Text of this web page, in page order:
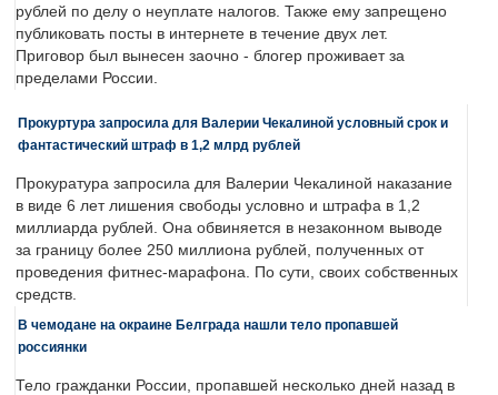
рублей по делу о неуплате налогов. Также ему запрещено
публиковать посты в интернете в течение двух лет.
Приговор был вынесен заочно - блогер проживает за
пределами России.
Прокуртура запросила для Валерии Чекалиной условный срок и
фантастический штраф в 1,2 млрд рублей
Прокуратура запросила для Валерии Чекалиной наказание
в виде 6 лет лишения свободы условно и штрафа в 1,2
миллиарда рублей. Она обвиняется в незаконном выводе
за границу более 250 миллиона рублей, полученных от
проведения фитнес-марафона. По сути, своих собственных
средств.
В чемодане на окраине Белграда нашли тело пропавшей
россиянки
Тело гражданки России, пропавшей несколько дней назад в